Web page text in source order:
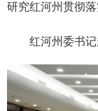
研究红河州贯彻落
红河州委书记